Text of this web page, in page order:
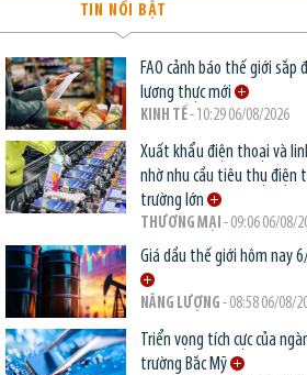
TIN NỔI BẬT
FAO cảnh báo thế giới
lương thực mới
KINH TẾ- 10:29 06/08/2026
Xuất khẩu điện thoại và
nhờ nhu cầu tiêu thụ điện
trường lớn
THƯƠNG MẠI - 09:06 06/08/
Giá dầu thế giới hôm nay
NĂNG LƯỢNG - 08:58 06/08/
Triển vọng tích cực của
trường Bắc Mỹ